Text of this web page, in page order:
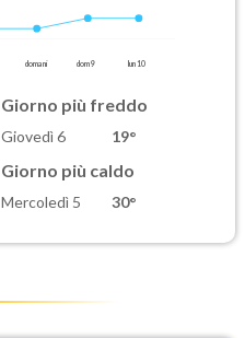
domani dom 9 lun 10
Giorno più freddo
Giovedì 6 19°
Giorno più caldo
Mercoledì 5 30°